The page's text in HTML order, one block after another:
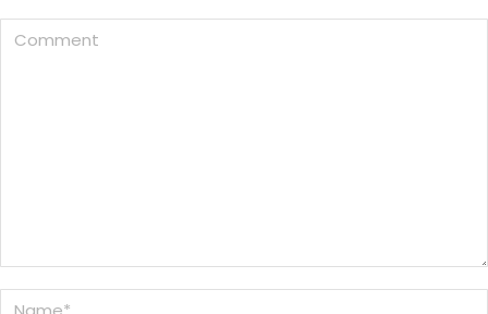
Comment
Name *